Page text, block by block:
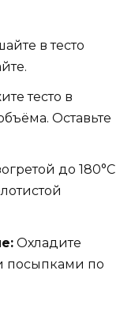
в тесто
тесто в
Оставьте
до 180°C
Охладите
посыпками по